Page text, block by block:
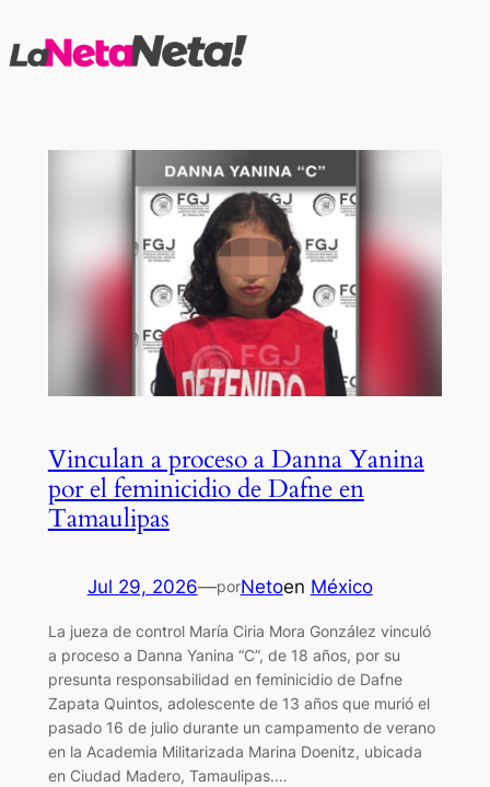
al
Vinculan a proceso a Danna Yanina
por el feminicidio de Dafne en
Tamaulipas
Jul 29, 2026—porNetoen México
La jueza de control María Ciria Mora González vinculó
a proceso a Danna Yanina “C”, de 18 años, por su
presunta responsabilidad en feminicidio de Dafne
Zapata Quintos, adolescente de 13 años que murió el
pasado 16 de julio durante un campamento de verano
en la Academia Militarizada Marina Doenitz, ubicada
en Ciudad Madero, Tamaulipas.…